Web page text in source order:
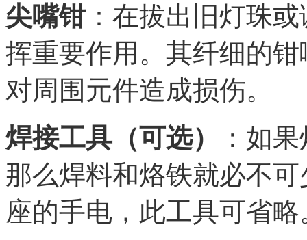
尖嘴钳：在拔出旧灯珠
挥重要作用。其纤细的
对周围元件造成损伤。
焊接工具（可选）
：如
那么焊料和烙铁就必不
座的手电，此工具可省略